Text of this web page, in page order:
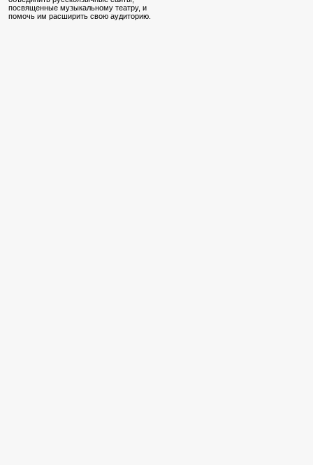
посвященные музыкальному театру, и
помочь им расширить свою аудиторию.